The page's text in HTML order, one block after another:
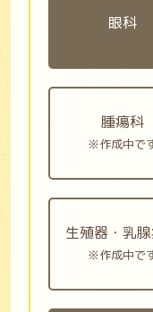
眼科
腫瘍科
※作成中で
生殖器・乳
※作成中で